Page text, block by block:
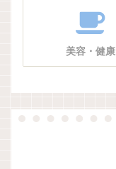
美容・健康